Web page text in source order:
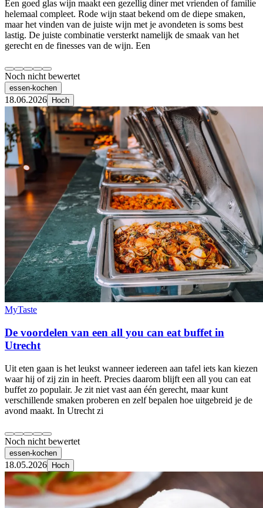
Een goed glas wijn maakt een gezellig diner met vrienden of familie
helemaal compleet. Rode wijn staat bekend om de diepe smaken,
maar het vinden van de juiste wijn met je avondeten is soms best
lastig. De juiste combinatie versterkt namelijk de smaak van het
gerecht en de finesses van de wijn. Een
Noch nicht bewertet
essen-kochen
18.06.2026 Hoch
MyTaste
De voordelen van een all you can eat buffet in
Utrecht
Uit eten gaan is het leukst wanneer iedereen aan tafel iets kan kiezen
waar hij of zij zin in heeft. Precies daarom blijft een all you can eat
buffet zo populair. Je zit niet vast aan één gerecht, maar kunt
verschillende smaken proberen en zelf bepalen hoe uitgebreid je de
avond maakt. In Utrecht zi
Noch nicht bewertet
essen-kochen
18.05.2026 Hoch